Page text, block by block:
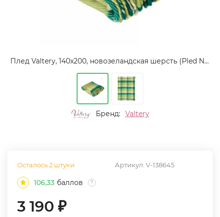
Плед Valtery, 140x200, новозеландская шерсть (Pled Novoz wool 1-2155)
Бренд: Valtery
Артикул: V-138645
Осталось 2 штуки
106,33 баллов ?
3 190 ₽